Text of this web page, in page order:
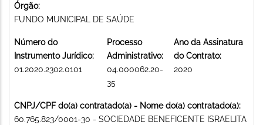
Órgão:
FUNDO MUNICIPAL DE SAÚDE
Número do
Instrumento Jurídico:
01.2020.2302.0101
Processo
Administrativo:
04.000062.20-
35
Ano da Assinatura
do Contrato:
2020
CNPJ/CPF do(a) contratado(a) - Nome do(a) contratado(a):
60.765.823/0001-30 - SOCIEDADE BENEFICENTE ISRAELITA